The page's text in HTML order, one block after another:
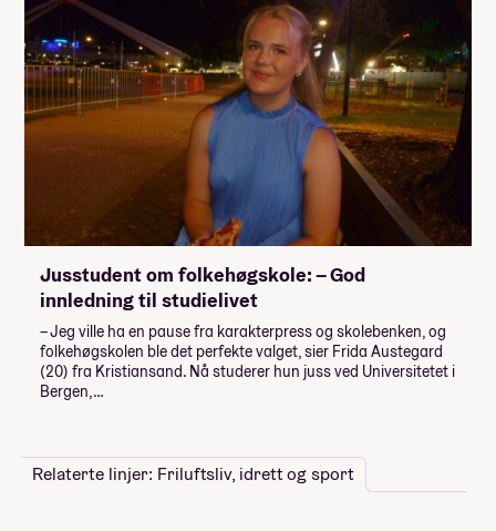
Jusstudent om folkehøgskole: – God
innledning til studielivet
– Jeg ville ha en pause fra karakterpress og skolebenken, og
folkehøgskolen ble det perfekte valget, sier Frida Austegard
(20) fra Kristiansand. Nå studerer hun juss ved Universitetet i
Bergen,…
Relaterte linjer: Friluftsliv, idrett og sport